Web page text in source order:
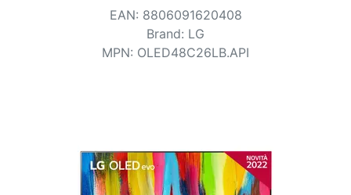
EAN: 8806091620408
Brand: LG
MPN: OLED48C26LB.API